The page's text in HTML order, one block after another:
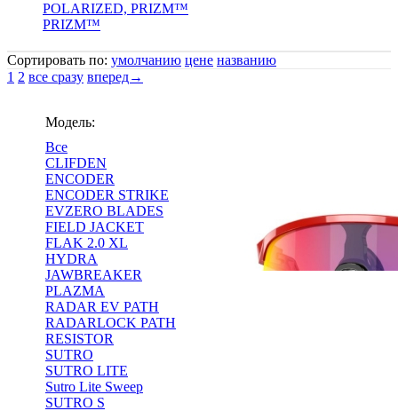
POLARIZED, PRIZM™
PRIZM™
Сортировать по: умолчанию цене названию
1 2 все сразу вперед→
Модель:
Все
CLIFDEN
ENCODER
ENCODER STRIKE
EVZERO BLADES
FIELD JACKET
FLAK 2.0 XL
HYDRA
JAWBREAKER
PLAZMA
RADAR EV PATH
RADARLOCK PATH
RESISTOR
SUTRO
SUTRO LITE
Sutro Lite Sweep
SUTRO S